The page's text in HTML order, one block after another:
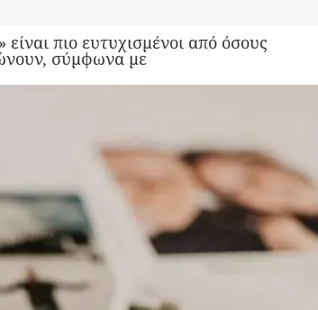
πιο ευτυχισμένοι από όσους
σύμφωνα με